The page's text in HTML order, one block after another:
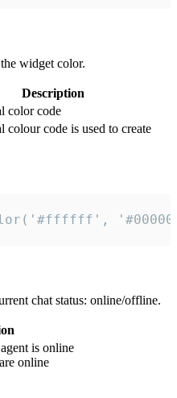
widget color.
Description
color code
colour code is used to create
chat status: online/offline.
is online
online